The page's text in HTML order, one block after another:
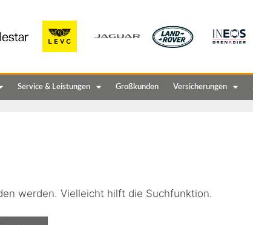
Service & Leistungen Großkunden Versicherungen
werden. Vielleicht hilft die Suchfunktion.